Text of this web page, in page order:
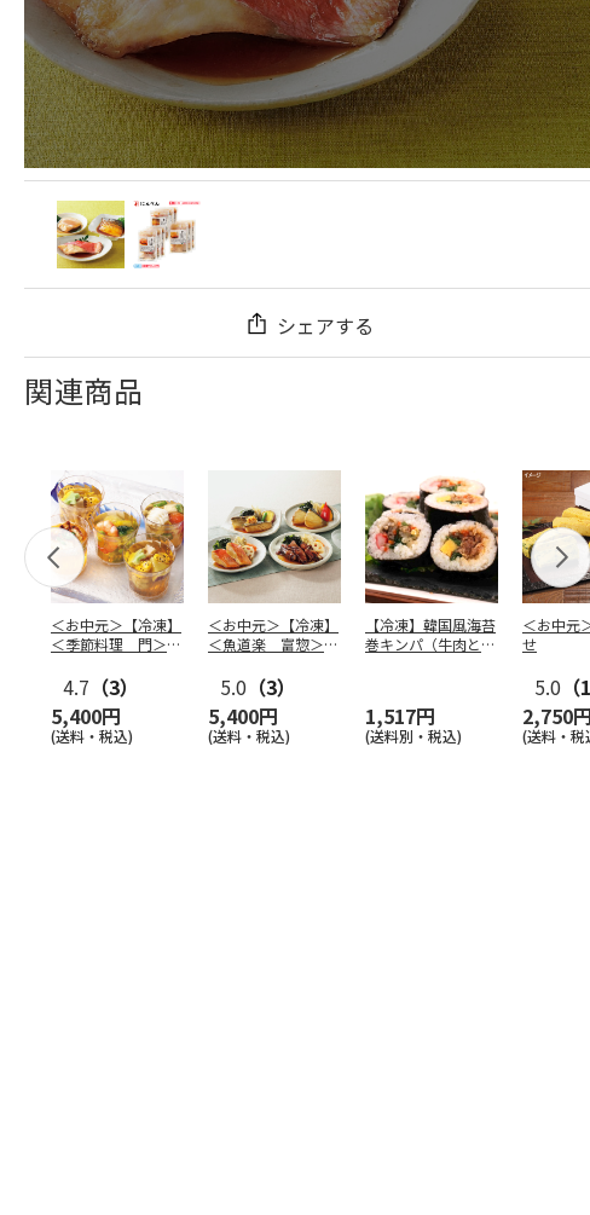
シェアする
関連商品
＜お中元＞【冷凍】
＜季節料理 門＞京
4.7 （3）
5,400円
(送料・税込)
＜お中元＞【冷凍】
＜魚道楽 富惣＞レ
煮魚…
5.0 （3）
5,400円
(送料・税込)
【冷凍】韓国風海苔
巻キンパ（牛肉と野
1,517円
(送料別・税込)
＜お中元
せ
5.0 （
2,750円
(送料・税